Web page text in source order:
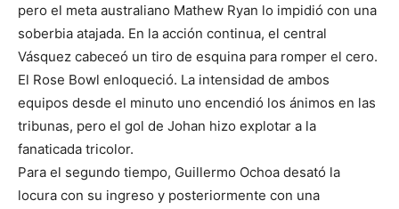
pero el meta australiano Mathew Ryan lo impidió con una
soberbia atajada. En la acción continua, el central
Vásquez cabeceó un tiro de esquina para romper el cero.
El Rose Bowl enloqueció. La intensidad de ambos
equipos desde el minuto uno encendió los ánimos en las
tribunas, pero el gol de Johan hizo explotar a la
fanaticada tricolor.
Para el segundo tiempo, Guillermo Ochoa desató la
locura con su ingreso y posteriormente con una